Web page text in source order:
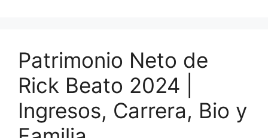
Patrimonio Neto de
Rick Beato 2024 |
Ingresos, Carrera, Bio y